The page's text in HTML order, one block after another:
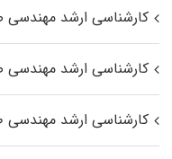
کارشناسی ارشد مهندسی
کارشناسی ارشد
کارشناسی ارشد